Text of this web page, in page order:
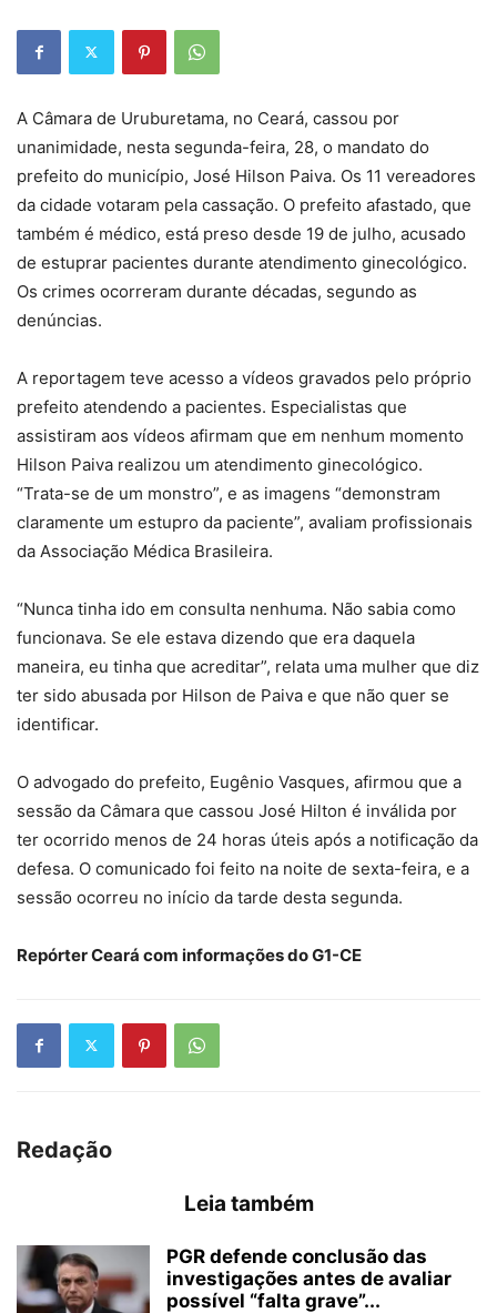
A Câmara de Uruburetama, no Ceará, cassou por
unanimidade, nesta segunda-feira, 28, o mandato do
prefeito do município, José Hilson Paiva. Os 11 vereadores
da cidade votaram pela cassação. O prefeito afastado, que
também é médico, está preso desde 19 de julho, acusado
de estuprar pacientes durante atendimento ginecológico.
Os crimes ocorreram durante décadas, segundo as
denúncias.
A reportagem teve acesso a vídeos gravados pelo próprio
prefeito atendendo a pacientes. Especialistas que
assistiram aos vídeos afirmam que em nenhum momento
Hilson Paiva realizou um atendimento ginecológico.
“Trata-se de um monstro”, e as imagens “demonstram
claramente um estupro da paciente”, avaliam profissionais
da Associação Médica Brasileira.
“Nunca tinha ido em consulta nenhuma. Não sabia como
funcionava. Se ele estava dizendo que era daquela
maneira, eu tinha que acreditar”, relata uma mulher que diz
ter sido abusada por Hilson de Paiva e que não quer se
identificar.
O advogado do prefeito, Eugênio Vasques, afirmou que a
sessão da Câmara que cassou José Hilton é inválida por
ter ocorrido menos de 24 horas úteis após a notificação da
defesa. O comunicado foi feito na noite de sexta-feira, e a
sessão ocorreu no início da tarde desta segunda.
Repórter Ceará com informações do G1-CE
Redação
Leia também
PGR defende conclusão das
investigações antes de avaliar
possível “falta grave”...